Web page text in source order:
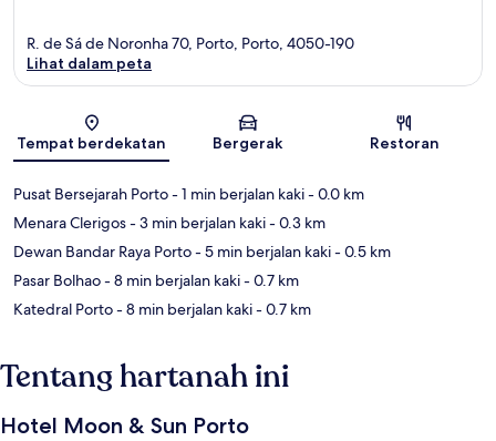
Peta
R. de Sá de Noronha 70, Porto, Porto, 4050-190
Lihat dalam peta
Tempat berdekatan Bergerak Restoran
Pusat Bersejarah Porto- 1 min berjalan kaki- 0.0 km
Menara Clerigos- 3 min berjalan kaki- 0.3 km
Dewan Bandar Raya Porto- 5 min berjalan kaki- 0.5 km
Pasar Bolhao- 8 min berjalan kaki- 0.7 km
Katedral Porto- 8 min berjalan kaki- 0.7 km
Tentang hartanah ini
Hotel Moon & Sun Porto